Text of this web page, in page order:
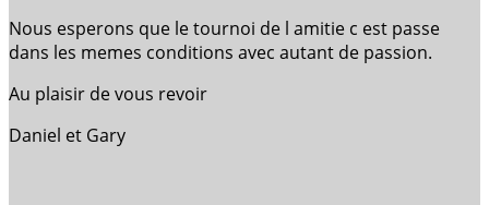
Nous esperons que le tournoi de l amitie c est passe
dans les memes conditions avec autant de passion.
Au plaisir de vous revoir
Daniel et Gary